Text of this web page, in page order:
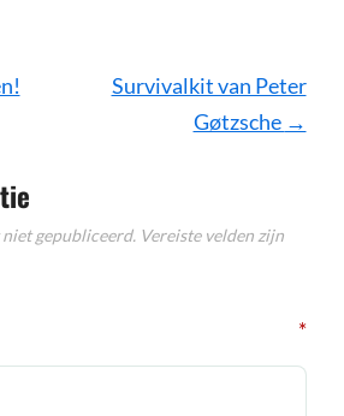
Survivalkit van Peter
Gøtzsche →
gepubliceerd. Vereiste velden zijn
*